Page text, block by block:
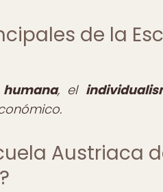
de la
, el
Austriaca